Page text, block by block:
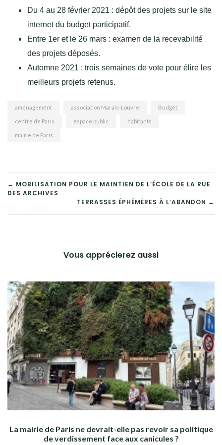
Du 4 au 28 février 2021 : dépôt des projets sur le site
internet du budget participatif.
Entre 1er et le 26 mars : examen de la recevabilité
des projets déposés.
Automne 2021 : trois semaines de vote pour élire les
meilleurs projets retenus.
aménagement association Marais-Louvre Budget
centre de Paris espace public habitants
mairie de Paris
NAVIGATION
DE
← MOBILISATION POUR LE MAINTIEN DE L’ÉCOLE DE LA RUE
DES ARCHIVES
TERRASSES ÉPHÉMÈRES À L’ABANDON →
Vous apprécierez aussi
La mairie de Paris ne devrait-elle pas revoir sa politique
de verdissement face aux canicules ?